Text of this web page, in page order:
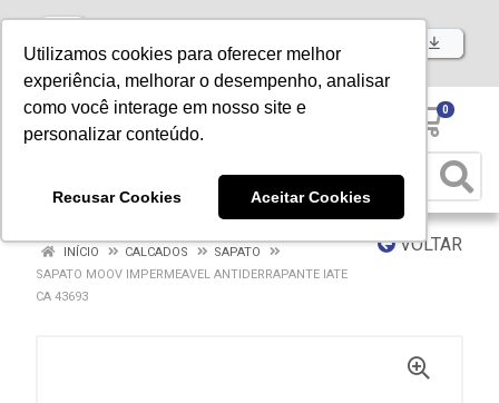
Utilizamos cookies para oferecer melhor
experiência, melhorar o desempenho, analisar
como você interage em nosso site e
personalizar conteúdo.
Recusar Cookies Aceitar Cookies
Baixe já nosso APP
0
VOLTAR
INÍCIO CALCADOS
SAPATO
SAPATO MOOV IMPERMEAVEL ANTIDERRAPANTE IATE
CA 43693